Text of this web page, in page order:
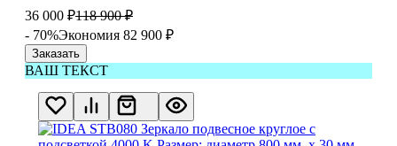
36 000 ₽118 900 ₽
- 70%Экономия 82 900 ₽
Заказать
ВАШ ТЕКСТ